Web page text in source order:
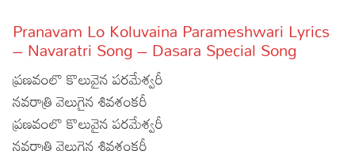
Articles
Facts
Devotional
Christianity
Hindi
Pranavam Lo Koluvaina Parameshwari Lyrics
– Navaratri Song – Dasara Special Song
ప్రణవంలొ కొలువైన పరమేశ్వరీ
నవరాత్రి వెలుగైన శివశంకరీ
ప్రణవంలొ కొలువైన పరమేశ్వరీ